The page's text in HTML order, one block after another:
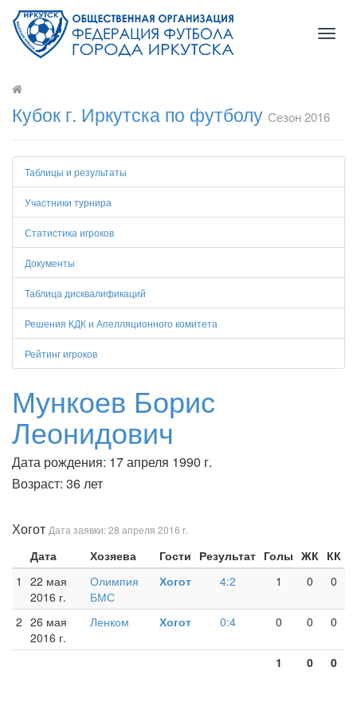
Кубок г. Иркутска по футболу Сезон 2016
Таблицы и результаты
Участники турнира
Статистика игроков
Документы
Таблица дисквалификаций
Решения КДК и Апелляционного комитета
Рейтинг игроков
Мункоев Борис
Леонидович
Дата рождения: 17 апреля 1990 г.
Возраст: 36 лет
Хогот Дата заявки: 28 апреля 2016 г.
Дата Хозяева Гости Результат Голы ЖК КК
1
22 мая
2016 г.
Олимпия
БМС
Хогот 4:2 1 0 0
2 26 мая
2016 г.
Ленком Хогот 0:4 0 0 0
1 0 0